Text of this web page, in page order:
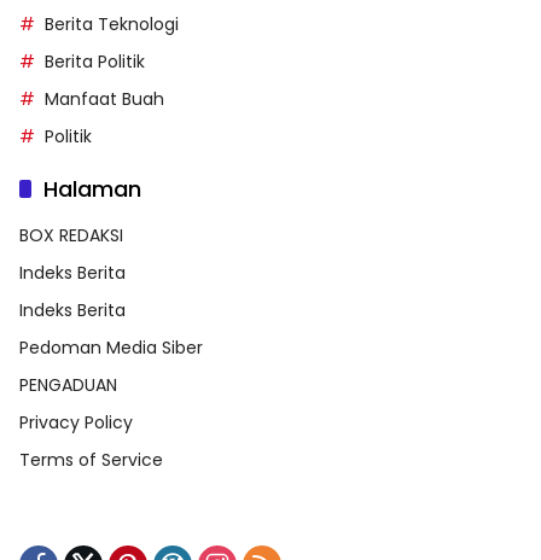
Berita Teknologi
Berita Politik
Manfaat Buah
Politik
Halaman
BOX REDAKSI
Indeks Berita
Indeks Berita
Pedoman Media Siber
PENGADUAN
Privacy Policy
Terms of Service